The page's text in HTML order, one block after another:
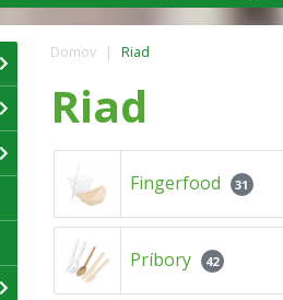
Domov Riad
Riad
Fingerfood 31
Príbory 42